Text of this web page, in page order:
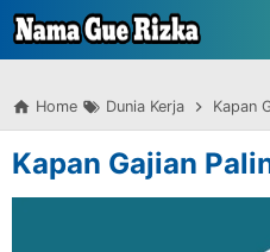
-->
Skip to
Home Dunia Kerja Kapan
Kapan Gajian